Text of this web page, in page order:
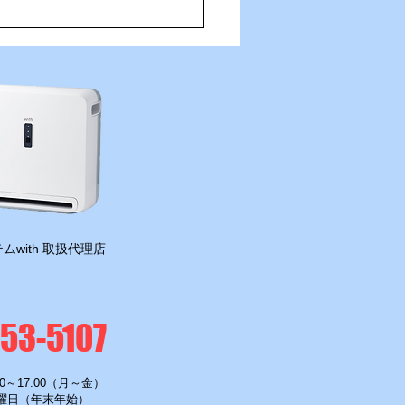
with 取扱代理店
5107
17:00（月～金）
日（年末年始）